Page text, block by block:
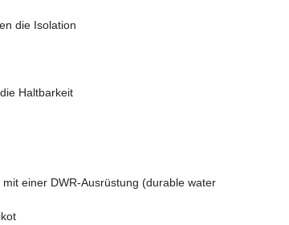
die Isolation
Haltbarkeit
einer DWR-Ausrüstung (durable water